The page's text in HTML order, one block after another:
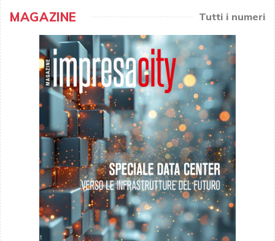
MAGAZINE Tutti i numeri